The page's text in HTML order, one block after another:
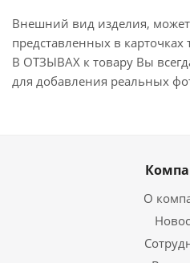
Внешний вид изделия, может
представленных в карточках
В ОТЗЫВАХ к товару Вы
для добавления реальных
О